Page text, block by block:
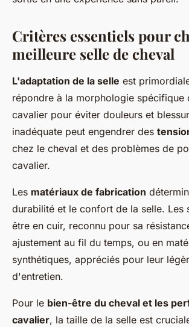
Critères essentiels pour
meilleure selle de cheval
L'adaptation de la selle est
répondre à la morphologie spécifique
cavalier pour éviter douleurs et
inadéquate peut engendrer des
chez le cheval et des problèmes de
cavalier.
Les matériaux de fabrication
durabilité et le confort de la selle. Les
être en cuir, reconnu pour sa
ajustement au fil du temps, ou en
synthétiques, appréciés pour leur
d'entretien.
Pour le bien-être du cheval et les
cavalier, la taille de la selle est